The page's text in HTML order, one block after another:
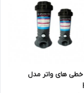
خطی های واتر مدل